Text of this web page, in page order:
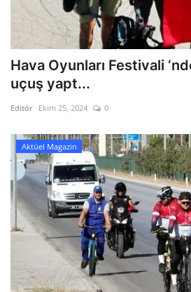
Hava Oyunları Festivali
uçuş yapt...
Editör Ekim 25, 2024 0
Aktüel Magazin